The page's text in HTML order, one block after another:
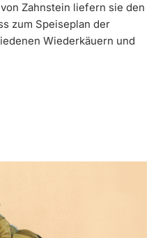
Alumni
‡ ‡ ‡ ‡ ‡ ‡ ‡ ‡ ‡ ‡
‡ ‡ ‡
‡ ‡ ‡ ‡ ‡ ‡ ‡ ‡ ‡ ‡ ‡ ‡ ‡ ‡ ‡ ‡ ‡ ‡ ‡
Zahnstein liefern sie den
zum Speiseplan der
Wiederkäuern und